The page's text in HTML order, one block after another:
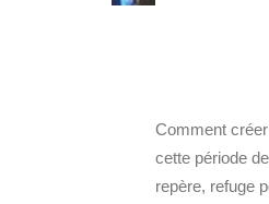
Comment
cette période
repère, refuge